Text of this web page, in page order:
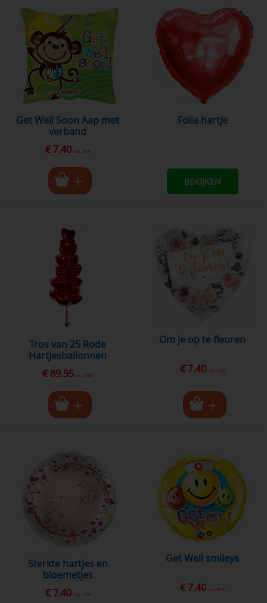
Get Well Soon Aap met
verband
€ 7.40 excl. BTW
folie hartje
BEKIJKEN
Tros van 25 Rode
Hartjesballonnen
€ 89.95 excl. BTW
om je op te fleuren
€ 7.40 excl. BTW
sterkte hartjes en
bloemetjes
€ 7.40 excl. BTW
Get Well smileys
€ 7.40 excl. BTW